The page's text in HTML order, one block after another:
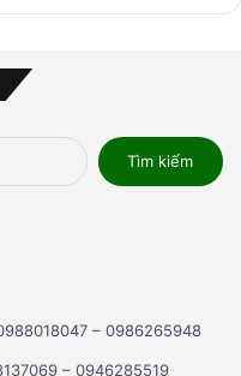
Tìm
kiếm
– 0986265948
– 0946285519